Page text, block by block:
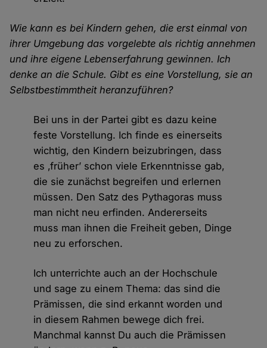
Wie kann es bei Kindern gehen, die erst einmal von
ihrer Umgebung das vorgelebte als richtig annehmen
und ihre eigene Lebenserfahrung gewinnen. Ich
denke an die Schule. Gibt es eine Vorstellung, sie an
Selbstbestimmtheit heranzuführen?
Bei uns in der Partei gibt es dazu keine
feste Vorstellung. Ich finde es einerseits
wichtig, den Kindern beizubringen, dass
es ‚früher’ schon viele Erkenntnisse gab,
die sie zunächst begreifen und erlernen
müssen. Den Satz des Pythagoras muss
man nicht neu erfinden. Andererseits
muss man ihnen die Freiheit geben, Dinge
neu zu erforschen.
Ich unterrichte auch an der Hochschule
und sage zu einem Thema: das sind die
Prämissen, die sind erkannt worden und
in diesem Rahmen bewege dich frei.
Manchmal kannst Du auch die Prämissen